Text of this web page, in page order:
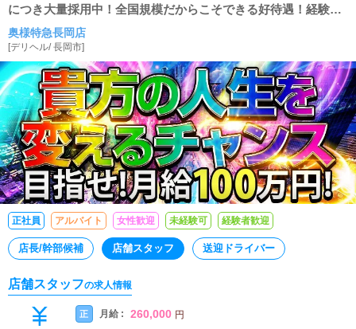
につき大量採用中！全国規模だからこそできる好待遇！経験不
問でやる気重視の採用を行っております！
奥様特急長岡店
[デリヘル/長岡市]
正社員 アルバイト 女性歓迎 未経験可 経験者歓迎
店長/幹部候補 店舗スタッフ 送迎ドライバー
店舗スタッフの求人情報
正 月給 : 260,000 円